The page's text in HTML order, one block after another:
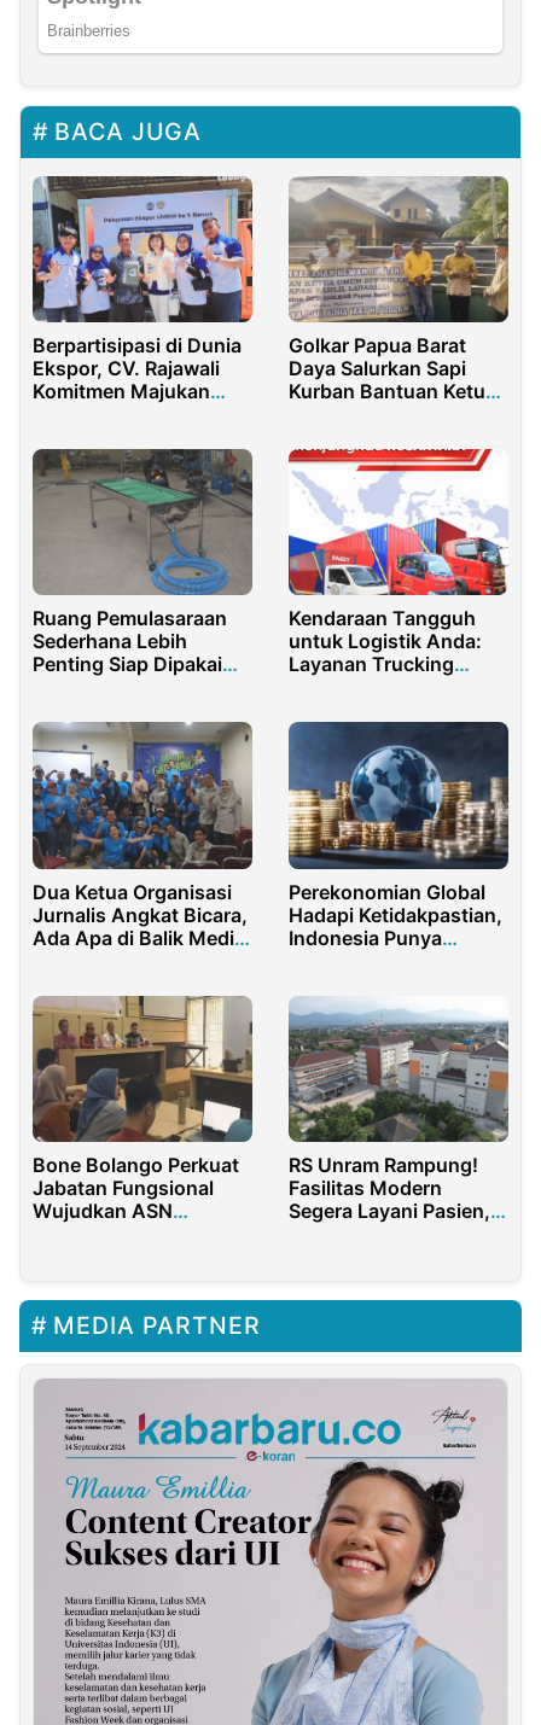
BACA JUGA
Berpartisipasi di Dunia
Ekspor, CV. Rajawali
Komitmen Majukan
Golkar Papua Barat
Daya Salurkan Sapi
Kurban Bantuan Ketum
Ruang Pemulasaraan
Sederhana Lebih
Penting Siap Dipakai
Kendaraan Tangguh
untuk Logistik Anda:
Layanan Trucking
Nusantara
Dua Ketua Organisasi
Jurnalis Angkat Bicara,
Ada Apa di Balik Media
Perekonomian Global
Hadapi Ketidakpastian,
Indonesia Punya
Bone Bolango Perkuat
Jabatan Fungsional
Wujudkan ASN
RS Unram Rampung!
Fasilitas Modern
Segera Layani Pasien,
MEDIA PARTNER